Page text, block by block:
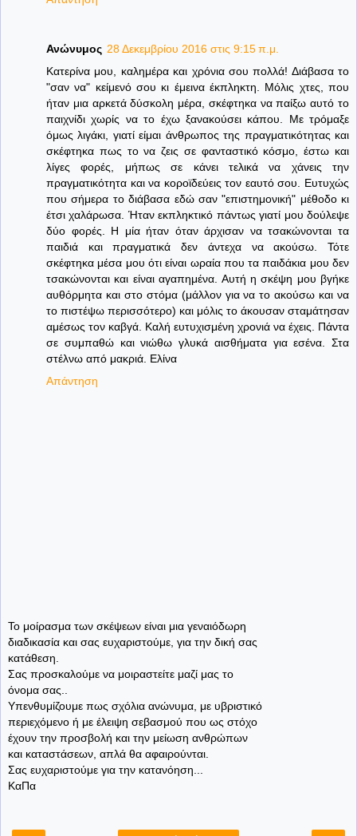
Ανώνυμος 28 Δεκεμβρίου 2016 στις 9:15 π.μ.
Κατερίνα μου, καλημέρα και χρόνια σου πολλά! Διάβασα το
"σαν να" κείμενό σου κι έμεινα έκπληκτη. Μόλις χτες, που
ήταν μια αρκετά δύσκολη μέρα, σκέφτηκα να παίξω αυτό το
παιχνίδι χωρίς να το έχω ξανακούσει κάπου. Με τρόμαξε
όμως λιγάκι, γιατί είμαι άνθρωπος της πραγματικότητας και
σκέφτηκα πως το να ζεις σε φανταστικό κόσμο, έστω και
λίγες φορές, μήπως σε κάνει τελικά να χάνεις την
πραγματικότητα και να κοροϊδεύεις τον εαυτό σου. Ευτυχώς
που σήμερα το διάβασα εδώ σαν "επιστημονική" μέθοδο κι
έτσι χαλάρωσα. Ήταν εκπληκτικό πάντως γιατί μου δούλεψε
δύο φορές. Η μία ήταν όταν άρχισαν να τσακώνονται τα
παιδιά και πραγματικά δεν άντεχα να ακούσω. Τότε
σκέφτηκα μέσα μου ότι είναι ωραία που τα παιδάκια μου δεν
τσακώνονται και είναι αγαπημένα. Αυτή η σκέψη μου βγήκε
αυθόρμητα και στο στόμα (μάλλον για να το ακούσω και να
το πιστέψω περισσότερο) και μόλις το άκουσαν σταμάτησαν
αμέσως τον καβγά. Καλή ευτυχισμένη χρονιά να έχεις. Πάντα
σε συμπαθώ και νιώθω γλυκά αισθήματα για εσένα. Στα
στέλνω από μακριά. Ελίνα
Απάντηση
Το μοίρασμα των σκέψεων είναι μια γεναιόδωρη
διαδικασία και σας ευχαριστούμε, για την δική σας
κατάθεση.
Σας προσκαλούμε να μοιραστείτε μαζί μας το
όνομα σας..
Υπενθυμίζουμε πως σχόλια ανώνυμα, με υβριστικό
περιεχόμενο ή με έλειψη σεβασμού που ως στόχο
έχουν την προσβολή και την μείωση ανθρώπων
και καταστάσεων, απλά θα αφαιρούνται.
Σας ευχαριστούμε για την κατανόηση...
ΚαΠα